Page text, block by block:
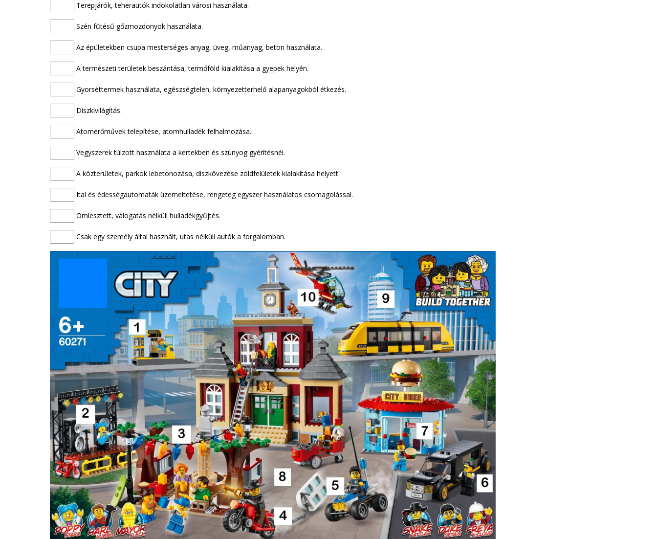
Terepjárók, teherautók indokolatlan városi használata.
Szén fűtésű gőzmozdonyok használata.
Az épületekben csupa mesterséges anyag, üveg, műanyag, beton használata.
A természeti területek beszántása, termőföld kialakítása a gyepek helyén.
Gyorséttermek használata, egészségtelen, környezetterhelő alapanyagokból étkezés.
Díszkivilágítás.
Atomerőművek telepítése, atomhulladék felhalmozása.
Vegyszerek túlzott használata a kertekben és szúnyog gyérítésnél.
A közterületek, parkok lebetonozása, díszkövezése zöldfelületek kialakítása helyett.
Ital és édességautomaták üzemeltetése, rengeteg egyszer használatos csomagolással.
Ömlesztett, válogatás nélküli hulladékgyűjtés.
Csak egy személy által használt, utas nélküli autók a forgalomban.